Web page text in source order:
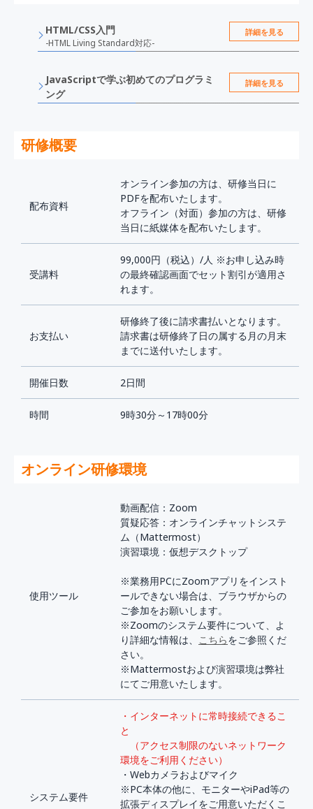
HTML/CSS入門
-HTML Living Standard対応-
詳細を見る
JavaScriptで学ぶ初めてのプログラミ
ング
詳細を見る
研修概要
配布資料
オンライン参加の方は、研修当日に
PDFを配布いたします。
オフライン（対面）参加の方は、研修
当日に紙媒体を配布いたします。
受講料
99,000円（税込）/人 ※お申し込み時
の最終確認画面でセット割引が適用さ
れます。
お支払い
研修終了後に請求書払いとなります。
請求書は研修終了日の属する月の月末
までに送付いたします。
開催日数 2日間
時間 9時30分～17時00分
オンライン研修環境
使用ツール
動画配信：Zoom
質疑応答：オンラインチャットシステ
ム（Mattermost）
演習環境：仮想デスクトップ
※業務用PCにZoomアプリをインスト
ールできない場合は、ブラウザからの
ご参加をお願いします。
※Zoomのシステム要件について、よ
り詳細な情報は、 こちらをご参照くだ
さい。
※Mattermostおよび演習環境は弊社
にてご用意いたします。
システム要件
・インターネットに常時接続できるこ
と
（アクセス制限のないネットワーク
環境をご利用ください）
・Webカメラおよびマイク
※PC本体の他に、モニターやiPad等の
拡張ディスプレイをご用意いただくこ